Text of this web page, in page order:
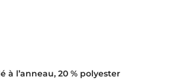
à l’anneau, 20 % polyester